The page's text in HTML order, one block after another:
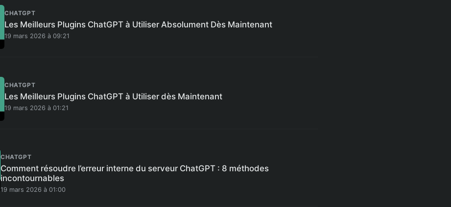
CHATGPT
Les Meilleurs Plugins ChatGPT à Utiliser Absolument Dès Maintenant
19 mars 2026 à 09:21
CHATGPT
Les Meilleurs Plugins ChatGPT à Utiliser dès Maintenant
19 mars 2026 à 01:21
CHATGPT
Comment résoudre l’erreur interne du serveur ChatGPT : 8 méthodes
incontournables
19 mars 2026 à 01:00